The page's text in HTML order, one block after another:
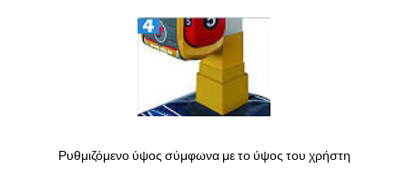
Ρυθμιζόμενο ύψος σύμφωνα με το ύψος του χρήστη